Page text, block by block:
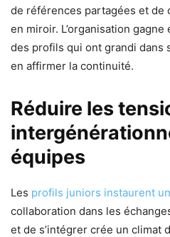
de références partagées et de
en miroir. L’organisation
des profils qui ont grandi dans
en affirmer la continuité.
Réduire les
équipes
Les profils juniors instaurent
collaboration dans les
et de s’intégrer crée un climat